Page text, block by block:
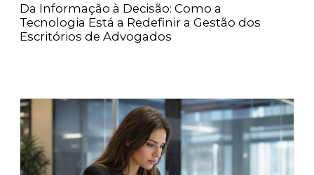
Da Informação à Decisão: Como a
Tecnologia Está a Redefinir a Gestão dos
Escritórios de Advogados